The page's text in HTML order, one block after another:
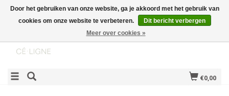
€0,00
Door het gebruiken van onze website, ga je akkoord met het gebruik van
cookies om onze website te verbeteren.
Dit bericht verbergen
Meer over cookies »